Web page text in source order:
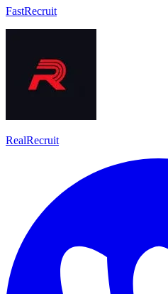
FastRecruit
RealRecruit